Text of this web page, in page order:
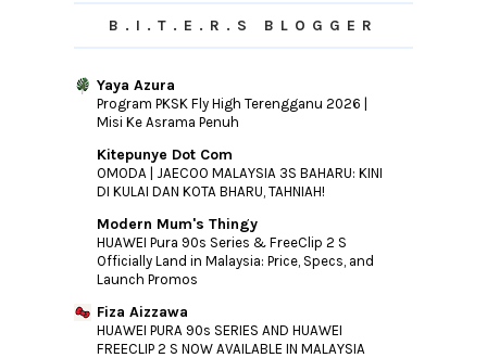
2016 (240)
►2014 (46)
►2013(154)
2012
►2011(10)
B.I.T.E.R.S BLOGGER
Yaya Azura
Program PKSK Fly High Terengganu 2026 |
Misi Ke Asrama Penuh
Kitepunye Dot Com
OMODA | JAECOO MALAYSIA 3S BAHARU: KINI
DI KULAI DAN KOTA BHARU, TAHNIAH!
Modern Mum's Thingy
HUAWEI Pura 90s Series & FreeClip 2 S
Officially Land in Malaysia: Price, Specs, and
Launch Promos
Fiza Aizzawa
HUAWEI PURA 90s SERIES AND HUAWEI
FREECLIP 2 S NOW AVAILABLE IN MALAYSIA